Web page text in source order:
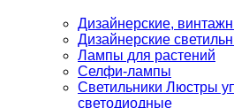
Дизайнерские,
Дизайнерские
Лампы для растений
Селфи-лампы
Светильники Люстры
светодиодные